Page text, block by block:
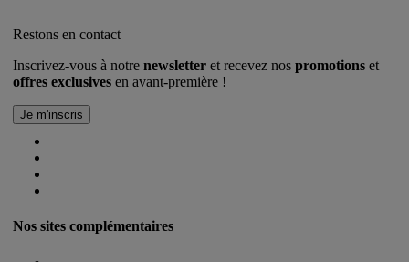
Restons en contact
Inscrivez-vous à notre newsletter et recevez nos promotions et
offres exclusives en avant-première !
Nos sites complémentaires